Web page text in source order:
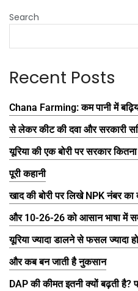
Search
Recent Posts
Chana Farming: कम पानी में
से लेकर कीट की दवा और सरकारी
यूरिया की एक बोरी पर सरकार
पूरी कहानी
खाद की बोरी पर लिखे NPK नंबर
और 10-26-26 को आसान भाषा में
यूरिया ज्यादा डालने से फसल ज्यादा
और कब बन जाती है नुकसान
DAP की कीमत इतनी क्यों बढ़ती